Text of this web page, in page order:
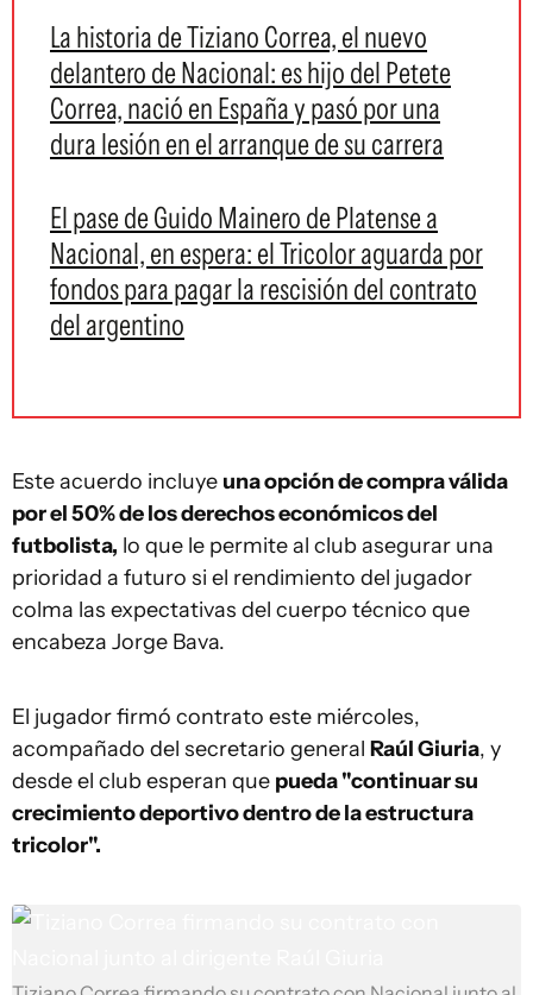
La historia de Tiziano Correa, el nuevo
delantero de Nacional: es hijo del Petete
Correa, nació en España y pasó por una
dura lesión en el arranque de su carrera
El pase de Guido Mainero de Platense a
Nacional, en espera: el Tricolor aguarda por
fondos para pagar la rescisión del contrato
del argentino
Este acuerdo incluye una opción de compra válida
por el 50% de los derechos económicos del
futbolista, lo que le permite al club asegurar una
prioridad a futuro si el rendimiento del jugador
colma las expectativas del cuerpo técnico que
encabeza Jorge Bava.
El jugador firmó contrato este miércoles,
acompañado del secretario general Raúl Giuria, y
desde el club esperan que pueda "continuar su
crecimiento deportivo dentro de la estructura
tricolor".